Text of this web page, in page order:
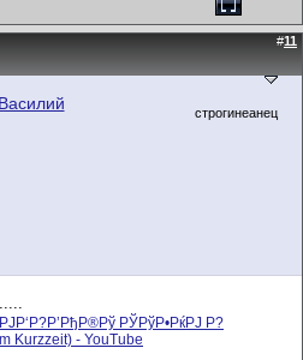
#11
Василий строгинеанец
РЎРўР•РќРЈ Р?
Kurzzeit) - YouTube